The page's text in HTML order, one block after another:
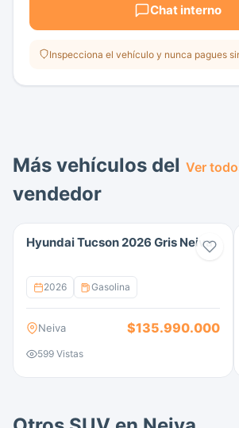
Chat interno
Inspecciona el vehículo y nunca pagues
Más vehículos del
vendedor
Ver
Hyundai Tucson 2026 Gris Neiva
2026 Gasolina
Neiva $135.990.000
599 Vistas